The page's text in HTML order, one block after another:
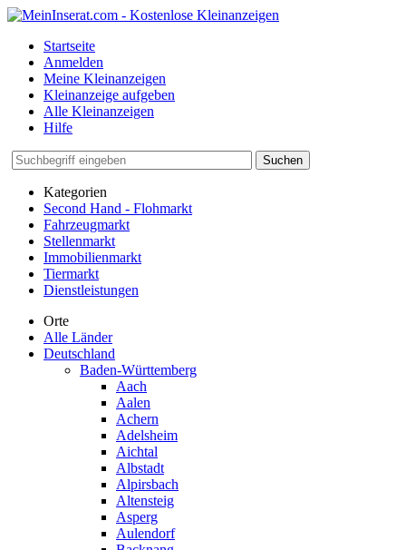
Startseite
Anmelden
Meine Kleinanzeigen
Kleinanzeige aufgeben
Alle Kleinanzeigen
Hilfe
Suchen
Kategorien
Second Hand - Flohmarkt
Fahrzeugmarkt
Stellenmarkt
Immobilienmarkt
Tiermarkt
Dienstleistungen
Orte
Alle Länder
Deutschland
Baden-Württemberg
Aach
Aalen
Achern
Adelsheim
Aichtal
Albstadt
Alpirsbach
Altensteig
Asperg
Aulendorf